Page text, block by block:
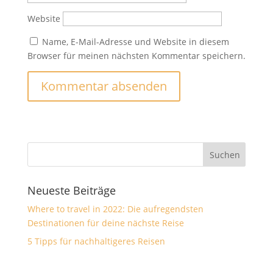
Website
Name, E-Mail-Adresse und Website in diesem
Browser für meinen nächsten Kommentar speichern.
Neueste Beiträge
Where to travel in 2022: Die aufregendsten
Destinationen für deine nächste Reise
5 Tipps für nachhaltigeres Reisen